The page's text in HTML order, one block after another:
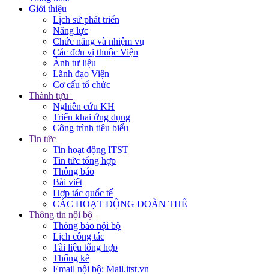
Giới thiệu
Lịch sử phát triển
Năng lực
Chức năng và nhiệm vụ
Các đơn vị thuộc Viện
Ảnh tư liệu
Lãnh đạo Viện
Cơ cấu tổ chức
Thành tựu
Nghiên cứu KH
Triển khai ứng dụng
Công trình tiêu biểu
Tin tức
Tin hoạt động ITST
Tin tức tổng hợp
Thông báo
Bài viết
Hợp tác quốc tế
CÁC HOẠT ĐỘNG ĐOÀN THỂ
Thông tin nội bộ
Thông báo nội bộ
Lịch công tác
Tài liệu tổng hợp
Thống kê
Email nội bộ: Mail.itst.vn